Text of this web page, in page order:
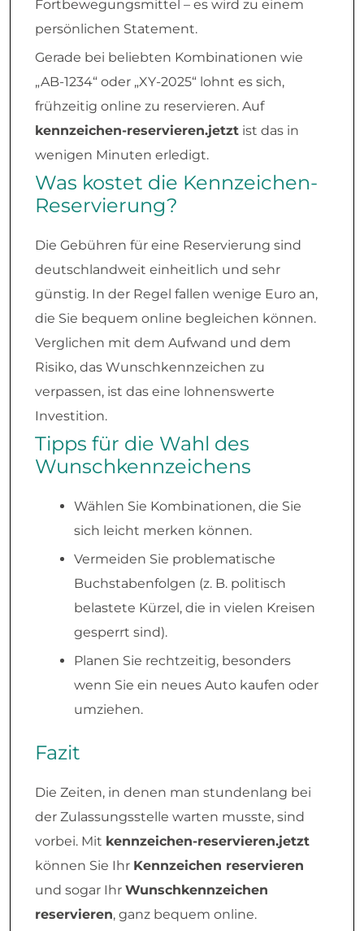
Fortbewegungsmittel – es wird zu einem
persönlichen Statement.
Gerade bei beliebten Kombinationen wie
„AB-1234“ oder „XY-2025“ lohnt es sich,
frühzeitig online zu reservieren. Auf
kennzeichen-reservieren.jetzt ist das in
wenigen Minuten erledigt.
Was kostet die Kennzeichen-
Reservierung?
Die Gebühren für eine Reservierung sind
deutschlandweit einheitlich und sehr
günstig. In der Regel fallen wenige Euro an,
die Sie bequem online begleichen können.
Verglichen mit dem Aufwand und dem
Risiko, das Wunschkennzeichen zu
verpassen, ist das eine lohnenswerte
Investition.
Tipps für die Wahl des
Wunschkennzeichens
Wählen Sie Kombinationen, die Sie
sich leicht merken können.
Vermeiden Sie problematische
Buchstabenfolgen (z. B. politisch
belastete Kürzel, die in vielen Kreisen
gesperrt sind).
Planen Sie rechtzeitig, besonders
wenn Sie ein neues Auto kaufen oder
umziehen.
Fazit
Die Zeiten, in denen man stundenlang bei
der Zulassungsstelle warten musste, sind
vorbei. Mit kennzeichen-reservieren.jetzt
können Sie Ihr Kennzeichen reservieren
und sogar Ihr Wunschkennzeichen
reservieren, ganz bequem online.